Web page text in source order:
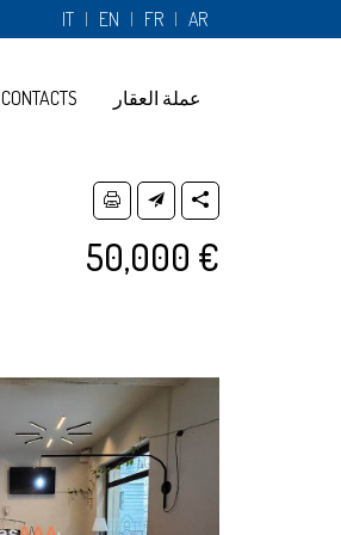
IT EN FR AR
CONTACTS عملة العقار
50,000 €